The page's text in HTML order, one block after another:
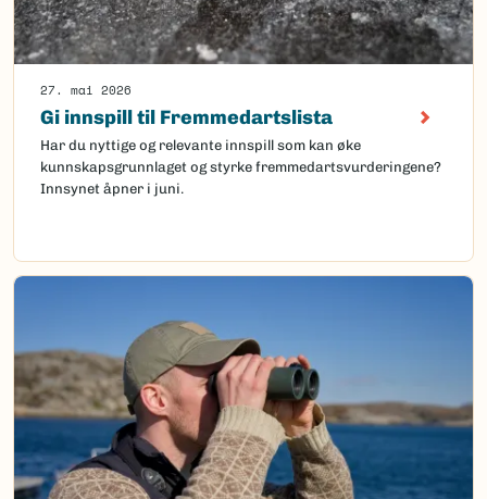
27. mai 2026
Gi innspill til Fremmedartslista
Har du nyttige og relevante innspill som kan øke
kunnskapsgrunnlaget og styrke fremmedartsvurderingene?
Innsynet åpner i juni.